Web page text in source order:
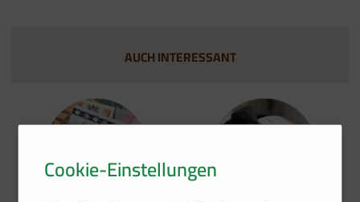
Förder­übersicht
AUCH INTERESSANT
Cookie-Einstellungen